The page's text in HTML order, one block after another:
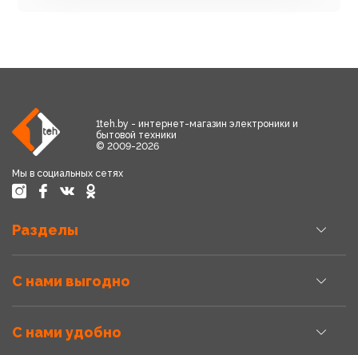
1teh.by - интернет-магазин электроники и
бытовой техники
© 2009-2026
Мы в социальных сетях
Разделы
С нами выгодно
С нами удобно